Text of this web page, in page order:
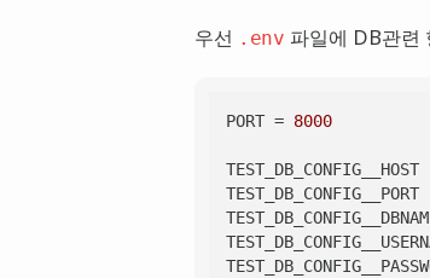
우선 .env 파일에 DB관련
PORT = 8000
TEST_DB_CONFIG__HOST
TEST_DB_CONFIG__PORT